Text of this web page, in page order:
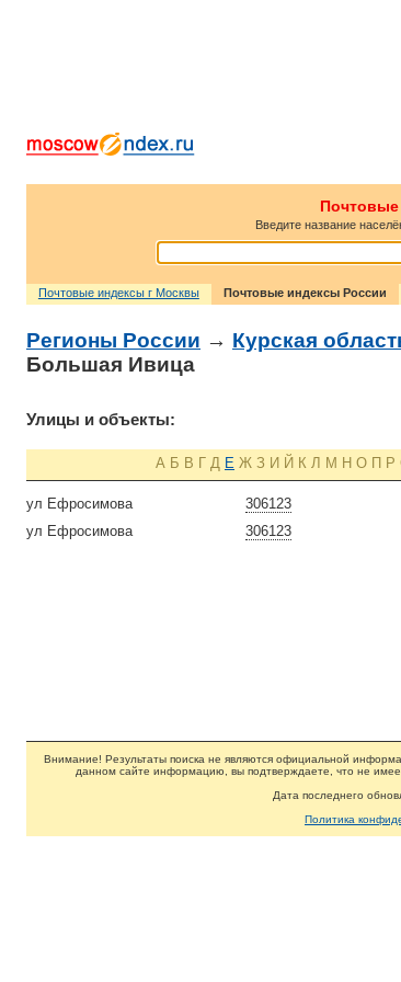
Введите название
Почтовые индексы г Москвы Почтовые индексы России
Регионы России → Курская
Большая Ивица
Улицы и объекты:
А Б В Г Д Е Ж З И Й К Л М Н О П Р
306123
ул Ефросимова
306123
ул Ефросимова
Внимание! Результаты поиска не являются официальной
данном сайте информацию, вы подтверждаете, что не
Дата последнего
Политика